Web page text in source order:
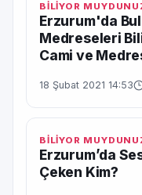
BİLİYOR
Erzurum'da
Medreseleri
Cami ve
18 Şubat 2021 14:53
BİLİYOR
Erzurum’da
Çeken Kim?